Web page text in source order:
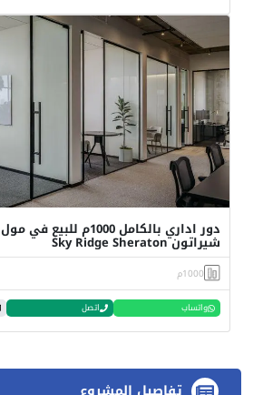
دور اداري بالكامل 1000م
شيراتون Sky Ridge Sheraton
1000م
واتساب اتصل